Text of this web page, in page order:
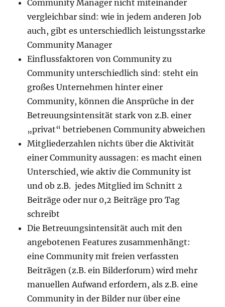
Community Manager nicht miteinander
vergleichbar sind: wie in jedem anderen Job
auch, gibt es unterschiedlich leistungsstarke
Community Manager
Einflussfaktoren von Community zu
Community unterschiedlich sind: steht ein
großes Unternehmen hinter einer
Community, können die Ansprüche in der
Betreuungsintensität stark von z.B. einer
„privat“ betriebenen Community abweichen
Mitgliederzahlen nichts über die Aktivität
einer Community aussagen: es macht einen
Unterschied, wie aktiv die Community ist
und ob z.B. jedes Mitglied im Schnitt 2
Beiträge oder nur 0,2 Beiträge pro Tag
schreibt
Die Betreuungsintensität auch mit den
angebotenen Features zusammenhängt:
eine Community mit freien verfassten
Beiträgen (z.B. ein Bilderforum) wird mehr
manuellen Aufwand erfordern, als z.B. eine
Community in der Bilder nur über eine